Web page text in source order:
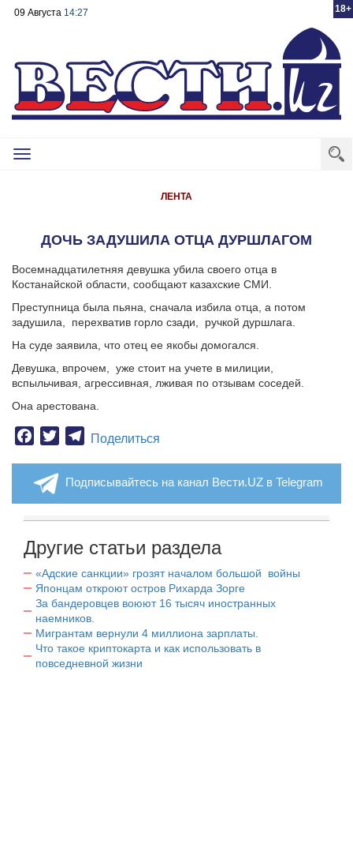
18+
09 Августа 14:27
Toggle
ЛЕНТА
ДОЧЬ ЗАДУШИЛА ОТЦА ДУРШЛАГОМ
Восемнадцатилетняя девушка убила своего отца в
Костанайской области, сообщают казахские СМИ.
Преступница была пьяна, сначала избила отца, а потом
задушила,
перехватив горло сзади,
ручкой дуршлага.
На суде заявила, что отец ее якобы домогался.
Девушка, впрочем,
уже стоит на учете в милиции,
вспыльчивая, агрессивная, лживая по отзывам соседей.
Она арестована.
Facebook
TwitterTelegram
Поделиться
Подписывайтесь на канал Вести.UZ в Telegram
Другие статьи раздела
«Адские санкции» грозят началом большой войны
Японцам откроют остров Рихарда Зорге
За бандеровцев воюют 16 тысяч иностранных
наемников.
Мигрантам вернули 4 миллиона зарплаты.
Что такое криптокарта и как использовать в
повседневной жизни